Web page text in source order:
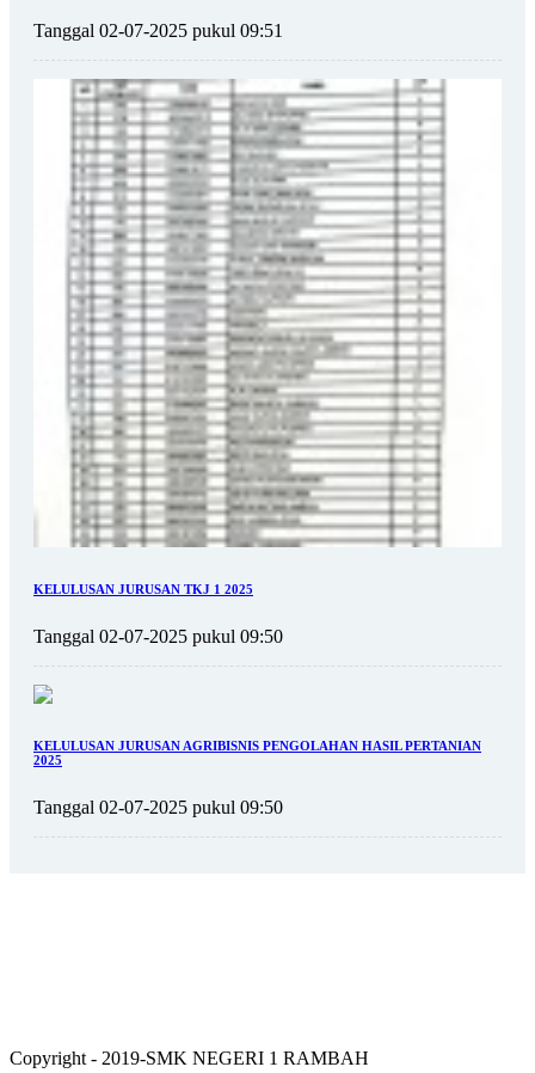
Tanggal 02-07-2025 pukul 09:51
KELULUSAN JURUSAN TKJ 1 2025
Tanggal 02-07-2025 pukul 09:50
KELULUSAN JURUSAN AGRIBISNIS PENGOLAHAN HASIL PERTANIAN
2025
Tanggal 02-07-2025 pukul 09:50
Copyright - 2019-SMK NEGERI 1 RAMBAH